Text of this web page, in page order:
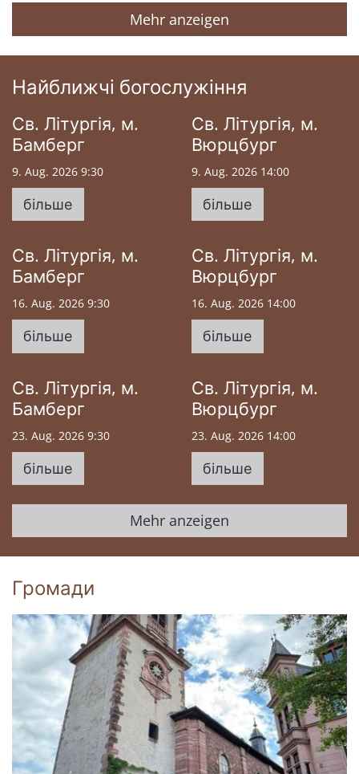
Mehr anzeigen
Найближчі богослужіння
Св. Літургія, м.
Бамберг
9. Aug. 2026 9:30
більше
Св. Літургія, м.
Вюрцбург
9. Aug. 2026 14:00
більше
Св. Літургія, м.
Бамберг
16. Aug. 2026 9:30
більше
Св. Літургія, м.
Вюрцбург
16. Aug. 2026 14:00
більше
Св. Літургія, м.
Бамберг
23. Aug. 2026 9:30
більше
Св. Літургія, м.
Вюрцбург
23. Aug. 2026 14:00
більше
Mehr anzeigen
Громади